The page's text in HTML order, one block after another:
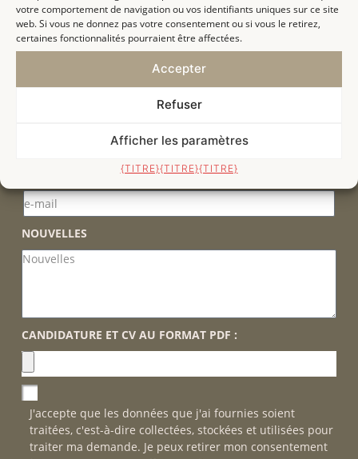
votre comportement de navigation ou vos identifiants uniques sur ce site
web. Si vous ne donnez pas votre consentement ou si vous le retirez,
certaines fonctionnalités pourraient être affectées.
Accepter
Refuser
Afficher les paramètres
{TITRE}{TITRE}{TITRE}
CODE POSTAL
NOUVELLES
CANDIDATURE ET CV AU FORMAT PDF :
J'accepte que les données que j'ai fournies soient
traitées, c'est-à-dire collectées, stockées et utilisées pour
traiter ma demande. Je peux retirer mon consentement